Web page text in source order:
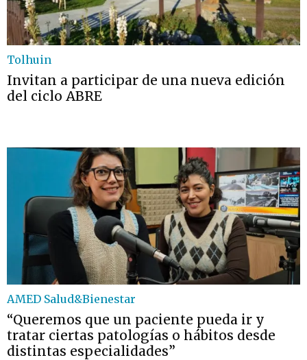
Tolhuin
Invitan a participar de una nueva edición
del ciclo ABRE
AMED Salud&Bienestar
“Queremos que un paciente pueda ir y
tratar ciertas patologías o hábitos desde
distintas especialidades”